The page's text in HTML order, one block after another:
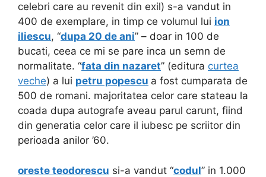
celebri care au revenit din exil) s-a vandut in
400 de exemplare, in timp ce volumul lui ion
iliescu, “dupa 20 de ani” – doar in 100 de
bucati, ceea ce mi se pare inca un semn de
normalitate. “fata din nazaret” (editura curtea
veche) a lui petru popescu a fost cumparata de
500 de romani. majoritatea celor care stateau la
coada dupa autografe aveau parul carunt, fiind
din generatia celor care il iubesc pe scriitor din
perioada anilor ’60.
oreste teodorescu si-a vandut “codul” in 1.000